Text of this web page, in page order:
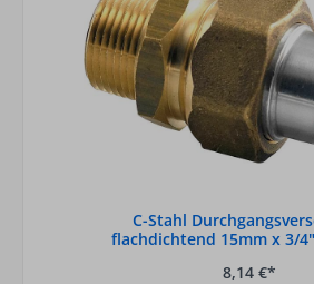
C-Stahl
flachdichtend 15mm x 3/
8,14 €*